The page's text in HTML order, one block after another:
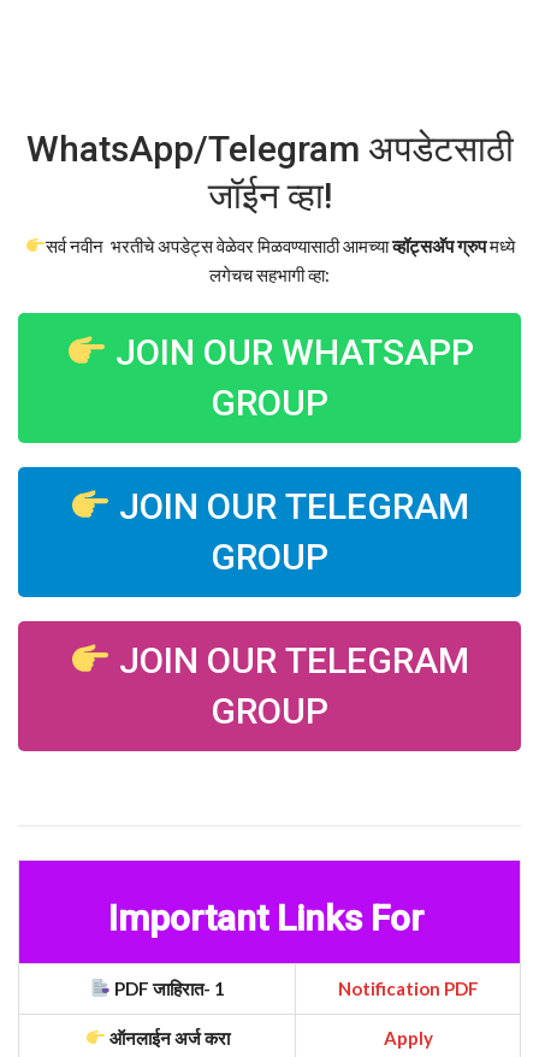
WhatsApp/Telegram अपडेटसाठी
जॉईन व्हा!
सर्व नवीन भरतीचे अपडेट्स वेळेवर मिळवण्यासाठी आमच्याव्हॉट्सअ‍ॅप ग्रुपमध्ये
लगेचच सहभागी व्हा:
JOIN OUR WHATSAPP
GROUP
JOIN OUR TELEGRAM
GROUP
JOIN OUR TELEGRAM
GROUP
Important Links For
PDF जाहिरात- 1 Notification PDF
ऑनलाईन अर्ज करा Apply